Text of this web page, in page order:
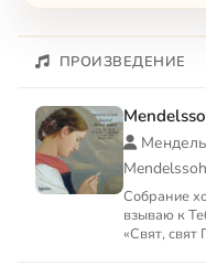
ПРОИЗВЕДЕНИЕ
Собрание
взываю к
«Свят, свят